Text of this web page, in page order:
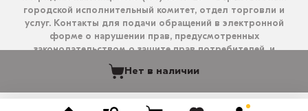
Нет в наличии
городской исполнительный комитет, отдел торговли и
услуг. Контакты для подачи обращений в электронной
форме о нарушении прав, предусмотренных
законодательством о защите прав потребителей, и
получения ответа на них: info@avto-kraska.by и
+375333550203 (Viber, Telegram).